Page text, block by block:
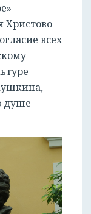
—
Христово
всех
душе